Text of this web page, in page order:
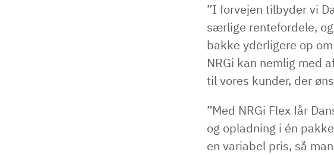
”I forvejen tilbyder vi
særlige rentefordele,
bakke yderligere op
NRGi kan nemlig med
til vores kunder, der
”Med NRGi Flex får
og opladning i én
en variabel pris, så